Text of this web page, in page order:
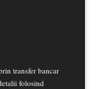
transfer bancar
folosind